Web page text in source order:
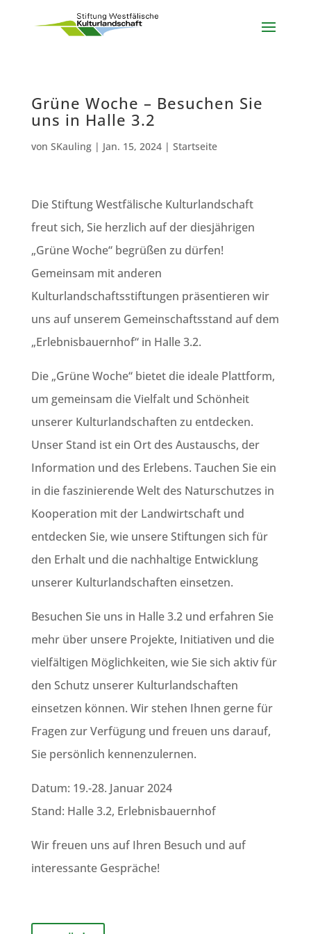
Grüne Woche – Besuchen Sie
uns in Halle 3.2
von SKauling| Jan. 15, 2024| Startseite
Die Stiftung Westfälische Kulturlandschaft
freut sich, Sie herzlich auf der diesjährigen
„Grüne Woche“ begrüßen zu dürfen!
Gemeinsam mit anderen
Kulturlandschaftsstiftungen präsentieren wir
uns auf unserem Gemeinschaftsstand auf dem
„Erlebnisbauernhof“ in Halle 3.2.
Die „Grüne Woche“ bietet die ideale Plattform,
um gemeinsam die Vielfalt und Schönheit
unserer Kulturlandschaften zu entdecken.
Unser Stand ist ein Ort des Austauschs, der
Information und des Erlebens. Tauchen Sie ein
in die faszinierende Welt des Naturschutzes in
Kooperation mit der Landwirtschaft und
entdecken Sie, wie unsere Stiftungen sich für
den Erhalt und die nachhaltige Entwicklung
unserer Kulturlandschaften einsetzen.
Besuchen Sie uns in Halle 3.2 und erfahren Sie
mehr über unsere Projekte, Initiativen und die
vielfältigen Möglichkeiten, wie Sie sich aktiv für
den Schutz unserer Kulturlandschaften
einsetzen können. Wir stehen Ihnen gerne für
Fragen zur Verfügung und freuen uns darauf,
Sie persönlich kennenzulernen.
Datum: 19.-28. Januar 2024
Stand: Halle 3.2, Erlebnisbauernhof
Wir freuen uns auf Ihren Besuch und auf
interessante Gespräche!